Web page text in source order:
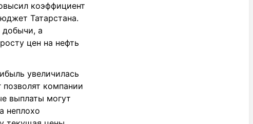
коэффициент
Татарстана.
а
цен на нефть
увеличилась
компании
выплаты могут
неплохо